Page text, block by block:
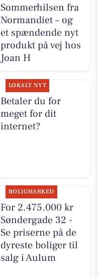
Sommerhilsen fra
Normandiet – og
et spændende nyt
produkt på vej hos
Joan H
LOKALT NYT
Betaler du for
meget for dit
internet?
BOLIGMARKED
For 2.475.000 kr
Søndergade 32 -
Se priserne på de
dyreste boliger til
salg i Aulum